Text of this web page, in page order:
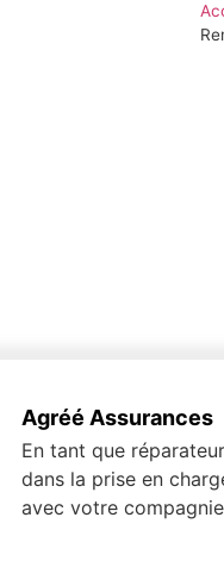
Agréé Assurances
En tant que
dans la prise en
avec votre compagnie